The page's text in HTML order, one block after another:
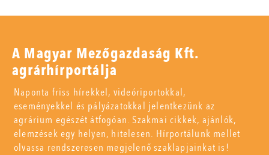
A Magyar Mezőgazdaság Kft.
agrárhírportálja
Naponta friss hírekkel, videóriportokkal,
eseményekkel és pályázatokkal jelentkezünk az
agrárium egészét átfogóan. Szakmai cikkek, ajánlók,
elemzések egy helyen, hitelesen. Hírportálunk mellet
olvassa rendszeresen megjelenő szaklapjainkat is!